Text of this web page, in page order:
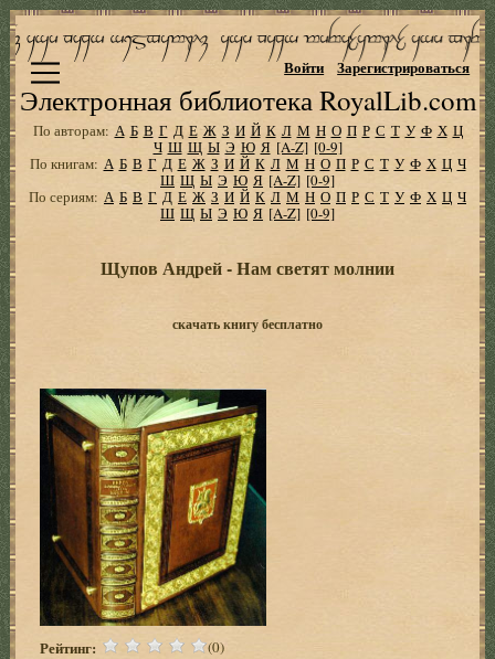
Электронная библиотека RoyalLib.com
Войти Зарегистрироваться
По авторам: А Б В Г Д Е Ж З И Й К Л М Н О П Р С Т У Ф Х Ц
Ч Ш Щ Ы Э Ю Я [A-Z] [0-9]
По книгам: А Б В Г Д Е Ж З И Й К Л М Н О П Р С Т У Ф Х Ц Ч
Ш Щ Ы Э Ю Я [A-Z] [0-9]
По сериям: А Б В Г Д Е Ж З И Й К Л М Н О П Р С Т У Ф Х Ц Ч
Ш Щ Ы Э Ю Я [A-Z] [0-9]
Щупов Андрей - Hам светят молнии
скачать книгу бесплатно
Рейтинг: (0)